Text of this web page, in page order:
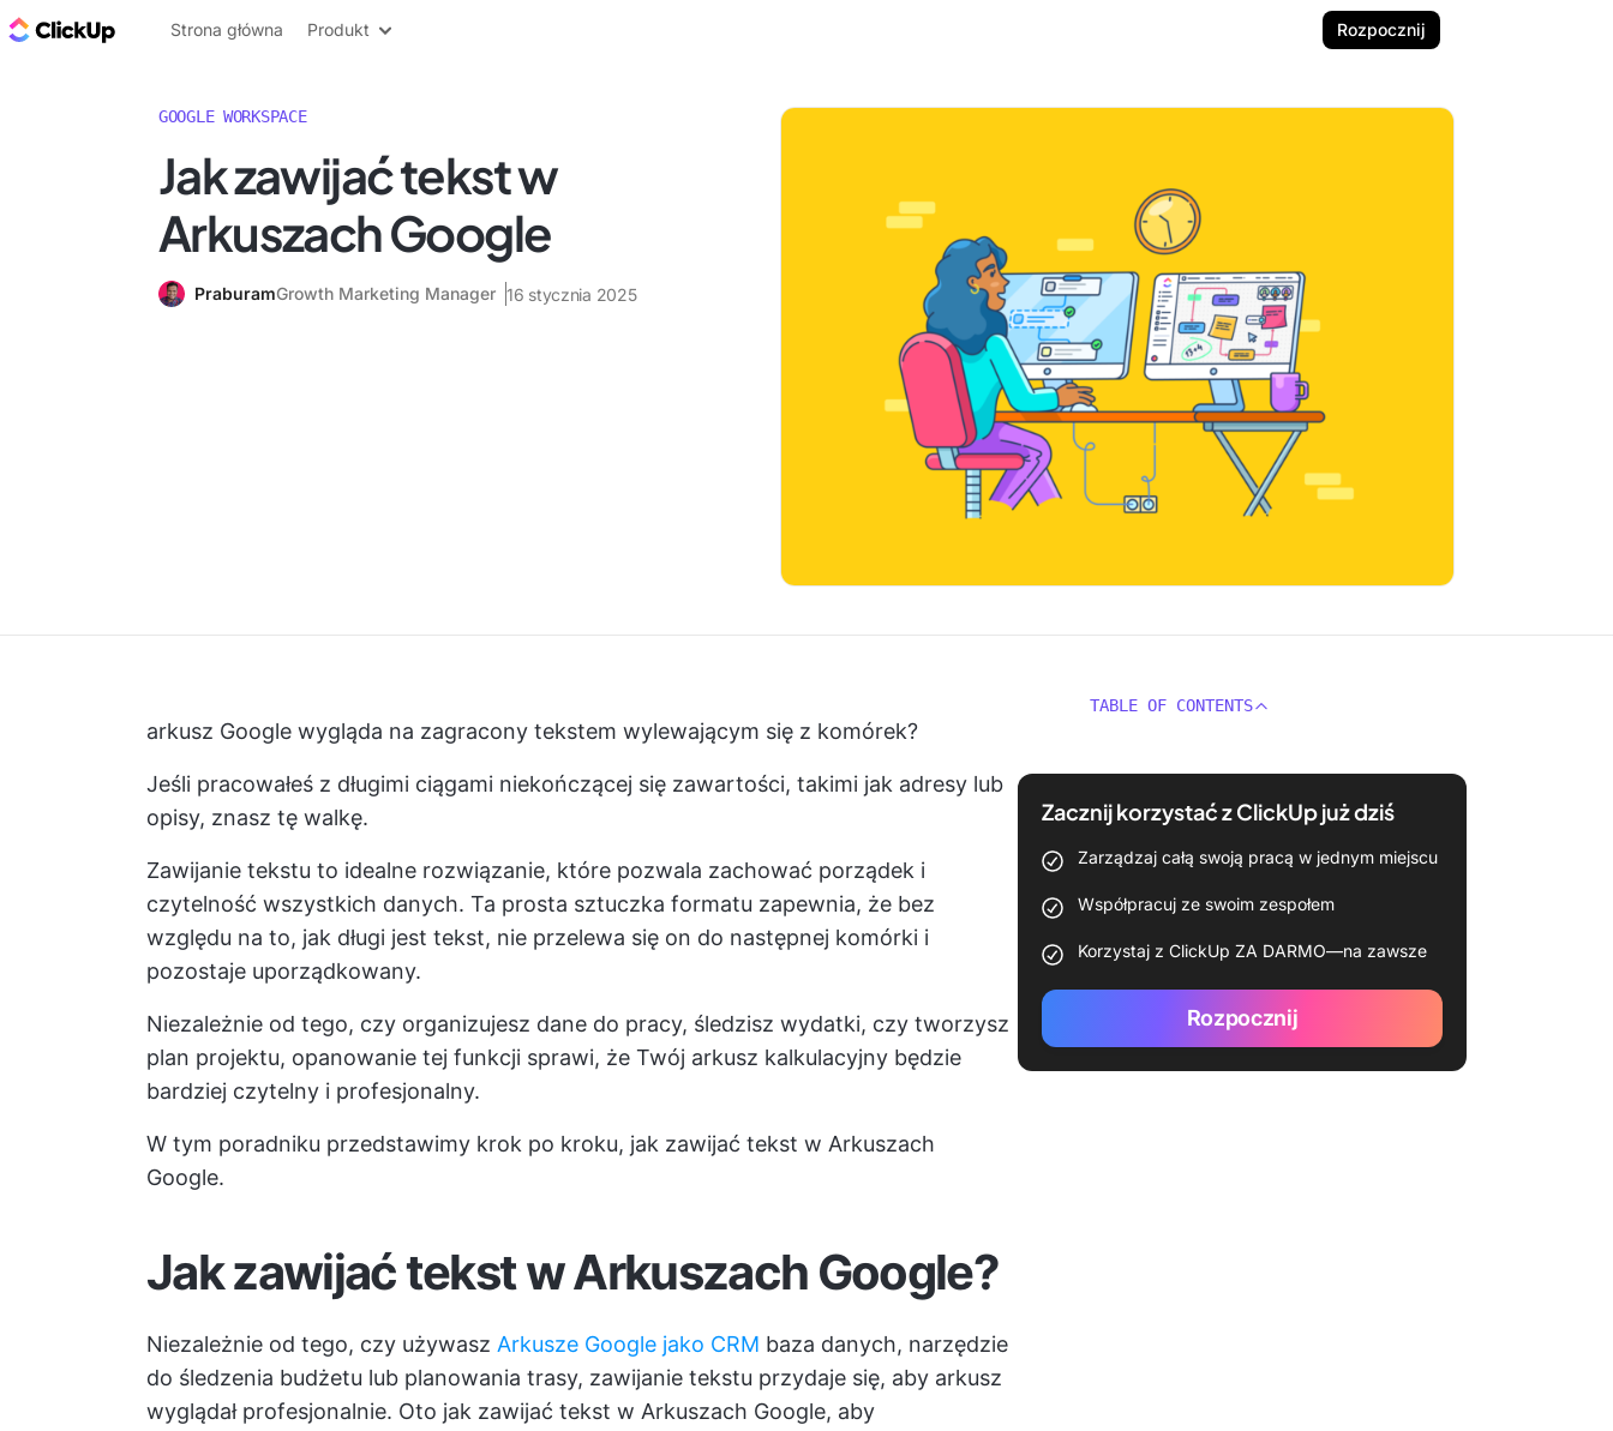
ClickUp Blog
Strona główna Produkt Rozpocznij
GOOGLE WORKSPACE
Jak zawijać tekst w
Arkuszach Google
PraburamGrowth Marketing Manager 16 stycznia 2025
arkusz Google wygląda na zagracony tekstem wylewającym się z komórek?
Jeśli pracowałeś z długimi ciągami niekończącej się zawartości, takimi jak adresy lub
opisy, znasz tę walkę.
Zawijanie tekstu to idealne rozwiązanie, które pozwala zachować porządek i
czytelność wszystkich danych. Ta prosta sztuczka formatu zapewnia, że bez
względu na to, jak długi jest tekst, nie przelewa się on do następnej komórki i
pozostaje uporządkowany.
Niezależnie od tego, czy organizujesz dane do pracy, śledzisz wydatki, czy tworzysz
plan projektu, opanowanie tej funkcji sprawi, że Twój arkusz kalkulacyjny będzie
bardziej czytelny i profesjonalny.
W tym poradniku przedstawimy krok po kroku, jak zawijać tekst w Arkuszach
Google.
Jak zawijać tekst w Arkuszach Google?
Niezależnie od tego, czy używasz Arkusze Google jako CRM baza danych, narzędzie
do śledzenia budżetu lub planowania trasy, zawijanie tekstu przydaje się, aby arkusz
wyglądał profesjonalnie. Oto jak zawijać tekst w Arkuszach Google, aby
TABLE OF CONTENTS
Zacznij korzystać z ClickUp już dziś
Zarządzaj całą swoją pracą w jednym miejscu
Współpracuj ze swoim zespołem
Korzystaj z ClickUp ZA DARMO—na zawsze
Rozpocznij